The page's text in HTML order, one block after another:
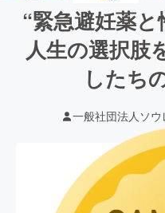
“緊急避妊薬
人生の選択肢
したち
一般社団法人ソウ
現